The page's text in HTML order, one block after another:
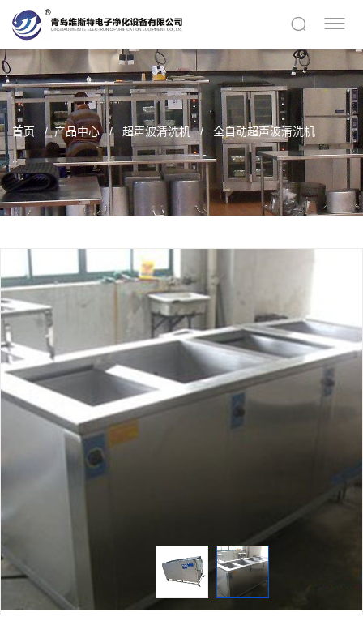
首页 产品中心 超声波清洗机 全自动超声波清洗机